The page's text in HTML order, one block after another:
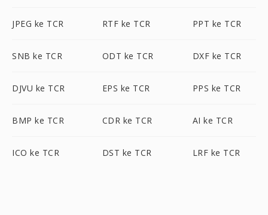
JPEG ke TCR RTF ke TCR PPT ke TCR
SNB ke TCR ODT ke TCR DXF ke TCR
DJVU ke TCR EPS ke TCR PPS ke TCR
BMP ke TCR CDR ke TCR AI ke TCR
ICO ke TCR DST ke TCR LRF ke TCR